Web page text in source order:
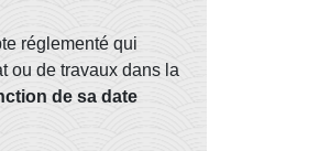
réglementé qui
ou de travaux dans la
de sa date